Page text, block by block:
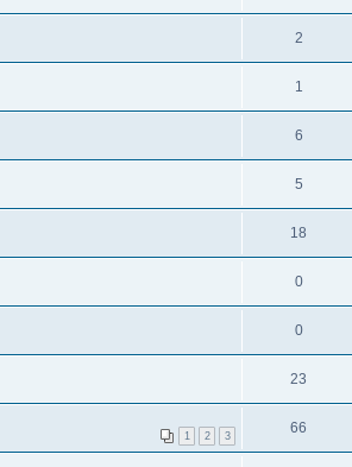
2
1
6
5
18
0
0
23
1 2 3 66